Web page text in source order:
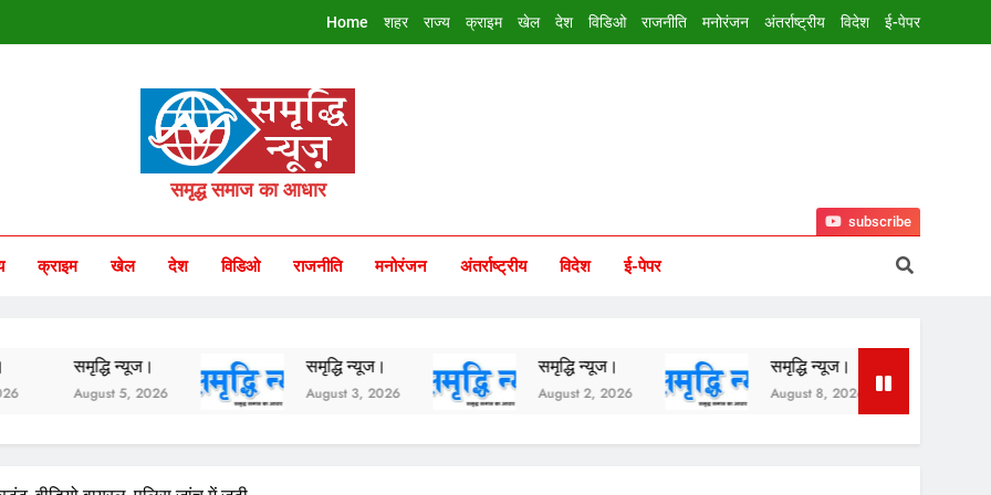
Home शहर राज्य क्राइम खेल देश विडिओ राजनीति मनोरंजन अंतर्राष्ट्रीय विदेश ई-पेपर
Samachar
समृद्ध समाज का आधार
क्राइम खेल देश विडिओ राजनीति मनोरंजन अंतर्राष्ट्रीय विदेश ई-पेपर
subscribe
समृद्धि न्यूज।
5, 2026
समृद्धि न्यूज।
August 3, 2026
समृद्धि न्यूज।
August 2, 2026
समृद्धि न्यूज।
August 8, 2026